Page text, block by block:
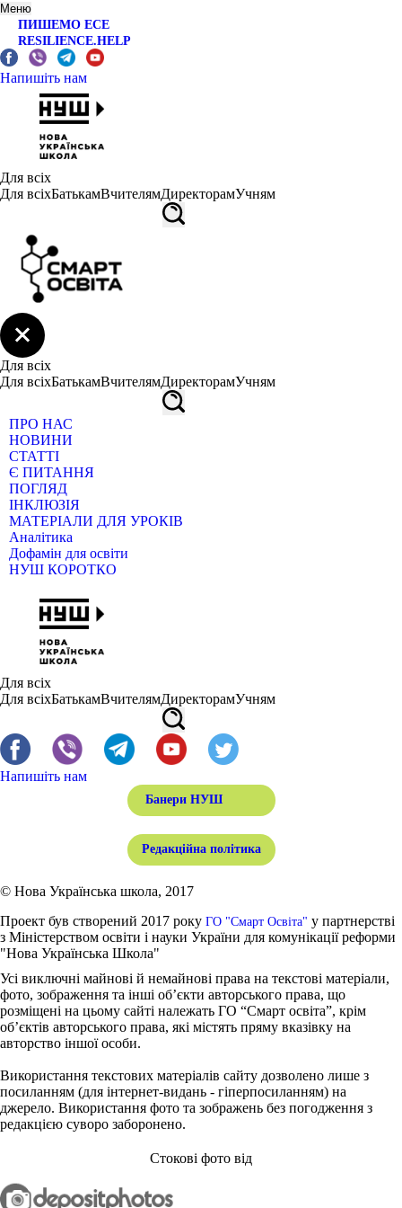
Меню
ПИШЕМО ЕСЕ
RESILIENCE.HELP
Напишіть нам
Для всіх
Для всіхБатькамВчителямДиректорамУчням
Для всіх
Для всіхБатькамВчителямДиректорамУчням
ПРО НАС
НОВИНИ
СТАТТІ
Є ПИТАННЯ
ПОГЛЯД
ІНКЛЮЗІЯ
МАТЕРІАЛИ ДЛЯ УРОКІВ
Аналітика
Дофамін для освіти
НУШ КОРОТКО
Для всіх
Для всіхБатькамВчителямДиректорамУчням
Напишіть нам
Банери НУШ
Редакційна політика
© Нова Українська школа, 2017
Проект був створений 2017 року ГО "Смарт Освіта" у партнерстві
з Міністерством освіти і науки України для комунікації реформи
"Нова Українська Школа"
Усі виключні майнові й немайнові права на текстові матеріали,
фото, зображення та інші об’єкти авторського права, що
розміщені на цьому сайті належать ГО “Смарт освіта”, крім
об’єктів авторського права, які містять пряму вказівку на
авторство іншої особи.
Використання текстових матеріалів сайту дозволено лише з
посиланням (для інтернет-видань - гіперпосиланням) на
джерело. Використання фото та зображень без погодження з
редакцією суворо заборонено.
Стокові фото від